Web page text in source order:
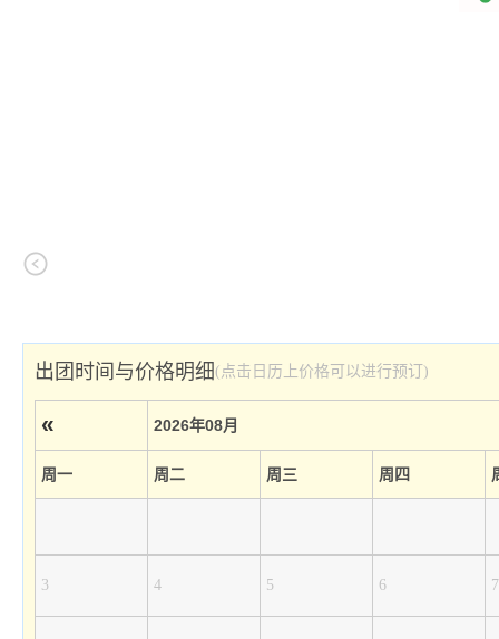
出团时间与价格明细(点击日历上价格可以进行预订)
« 2026年08月
周一 周二 周三 周四
3 4 5 6 7